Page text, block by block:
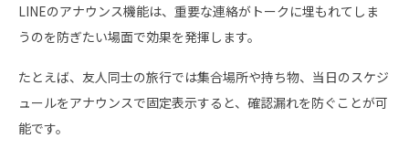
LINEのアナウンス機能は、重要な連絡がトークに埋もれてしま
うのを防ぎたい場面で効果を発揮します。
たとえば、友人同士の旅行では集合場所や持ち物、当日のスケジ
ュールをアナウンスで固定表示すると、確認漏れを防ぐことが可
能です。